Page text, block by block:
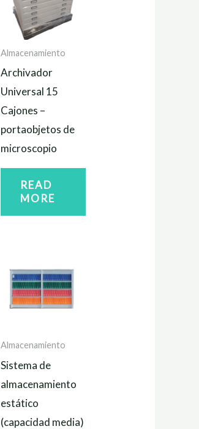
Almacenamiento
Archivador
Universal 15
Cajones –
portaobjetos de
microscopio
READ
MORE
Almacenamiento
Sistema de
almacenamiento
estático
(capacidad media)